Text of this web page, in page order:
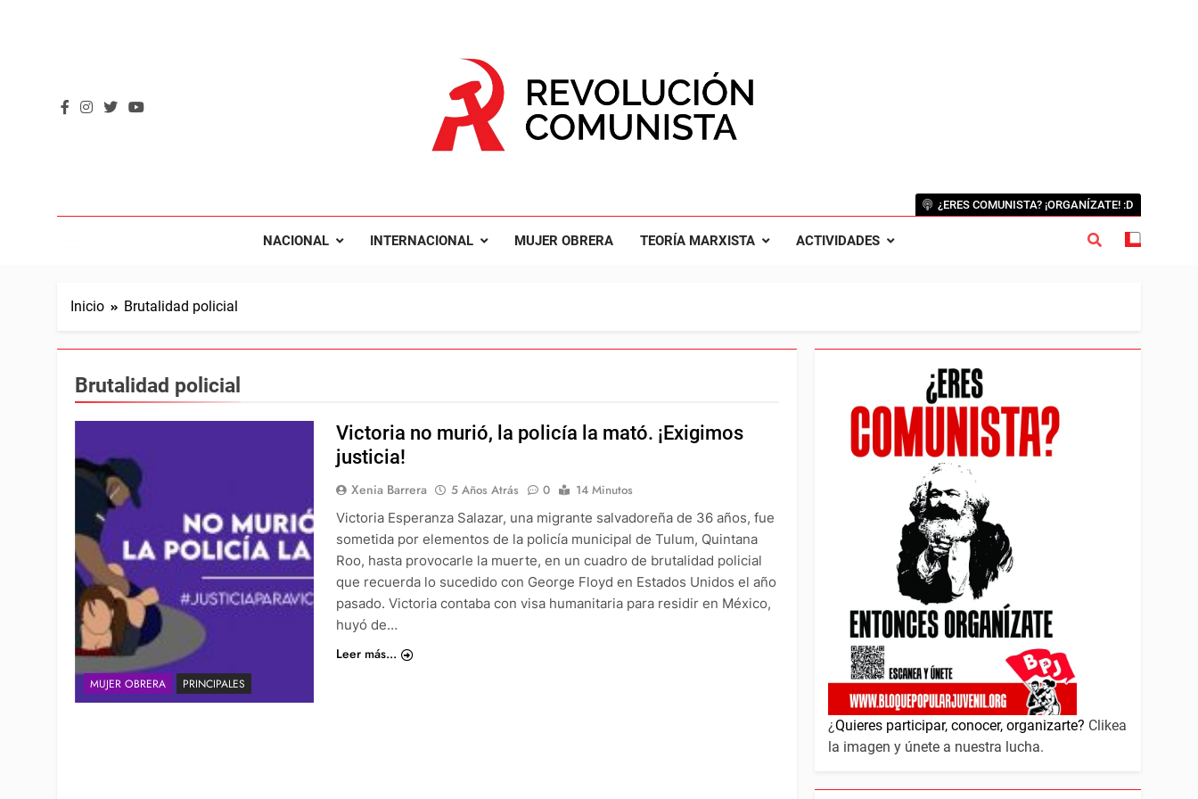
NACIONAL INTERNACIONAL MUJER OBRERA TEORÍA MARXISTA ACTIVIDADES
¿ERES COMUNISTA? ¡ORGANÍZATE! :D
Inicio Brutalidad policial
Brutalidad policial
MUJER OBRERA PRINCIPALES
Victoria no murió, la policía la mató. ¡Exigimos
justicia!
Xenia Barrera 5 Años Atrás 0
14 Minutos
Victoria Esperanza Salazar, una migrante salvadoreña de 36 años, fue
sometida por elementos de la policía municipal de Tulum, Quintana
Roo, hasta provocarle la muerte, en un cuadro de brutalidad policial
que recuerda lo sucedido con George Floyd en Estados Unidos el año
pasado. Victoria contaba con visa humanitaria para residir en México,
huyó de…
Leer más...
¿Quieres participar, conocer, organizarte? Clikea
la imagen y únete a nuestra lucha.